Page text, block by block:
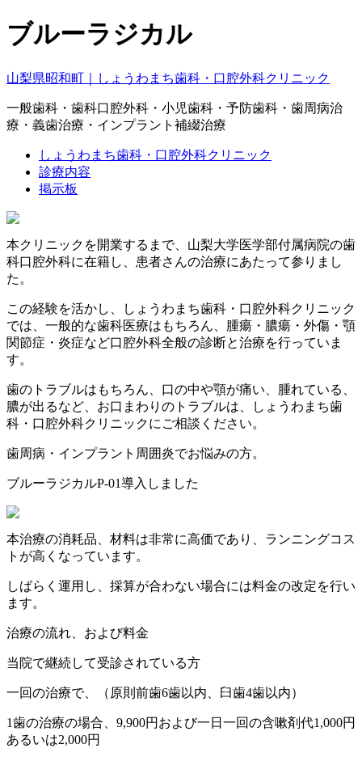
ブルーラジカル
山梨県昭和町｜しょうわまち歯科・口腔外科クリニック
一般歯科・歯科口腔外科・小児歯科・予防歯科・歯周病治
療・義歯治療・インプラント補綴治療
しょうわまち歯科・口腔外科クリニック
診療内容
掲示板
本クリニックを開業するまで、山梨大学医学部付属病院の歯
科口腔外科に在籍し、患者さんの治療にあたって参りまし
た。
この経験を活かし、しょうわまち歯科・口腔外科クリニック
では、一般的な歯科医療はもちろん、腫瘍・膿瘍・外傷・顎
関節症・炎症など口腔外科全般の診断と治療を行っていま
す。
歯のトラブルはもちろん、口の中や顎が痛い、腫れている、
膿が出るなど、お口まわりのトラブルは、しょうわまち歯
科・口腔外科クリニックにご相談ください。
歯周病・インプラント周囲炎でお悩みの方。
ブルーラジカルP-01導入しました
本治療の消耗品、材料は非常に高価であり、ランニングコス
トが高くなっています。
しばらく運用し、採算が合わない場合には料金の改定を行い
ます。
治療の流れ、および料金
当院で継続して受診されている方
一回の治療で、（原則前歯6歯以内、臼歯4歯以内）
1歯の治療の場合、9,900円および一日一回の含嗽剤代1,000円
あるいは2,000円